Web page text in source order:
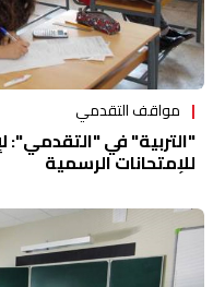
مواقف التقدمي
"التربية" في
للإمتحانات الرسمية